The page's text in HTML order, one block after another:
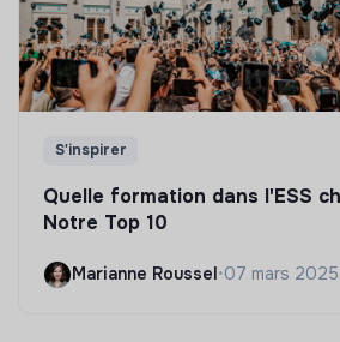
S'inspirer
Quelle formation dans l'ESS
Notre Top 10
Marianne Roussel•07 mars 2025